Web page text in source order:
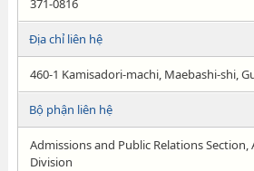
371-0816
Địa chỉ liên hệ
460-1 Kamisadori-machi, Maebashi-shi,
Bộ phận liên hệ
Admissions and Public Relations Section,
Division